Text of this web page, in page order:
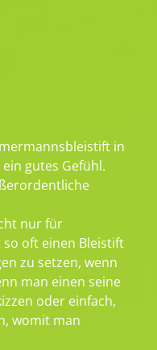
in
gutes Gefühl.
nur für
oft einen Bleistift
zu setzen, wenn
man einen seine
oder einfach,
womit man